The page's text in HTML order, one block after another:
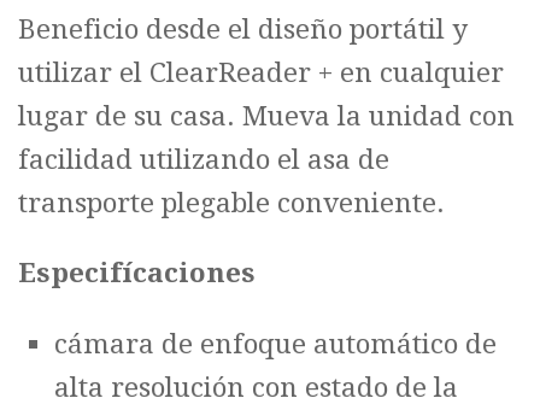
Beneficio desde el diseño portátil y
utilizar el ClearReader + en cualquier
lugar de su casa. Mueva la unidad con
facilidad utilizando el asa de
transporte plegable conveniente.
Especifícaciones
cámara de enfoque automático de
alta resolución con estado de la